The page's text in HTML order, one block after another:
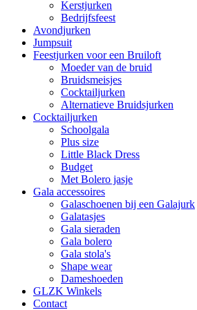
Kerstjurken
Bedrijfsfeest
Avondjurken
Jumpsuit
Feestjurken voor een Bruiloft
Moeder van de bruid
Bruidsmeisjes
Cocktailjurken
Alternatieve Bruidsjurken
Cocktailjurken
Schoolgala
Plus size
Little Black Dress
Budget
Met Bolero jasje
Gala accessoires
Galaschoenen bij een Galajurk
Galatasjes
Gala sieraden
Gala bolero
Gala stola's
Shape wear
Dameshoeden
GLZK Winkels
Contact